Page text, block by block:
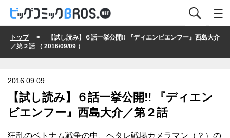
トップ> 【試し読み】６話一挙公開!! 『ディエンビエンフー』西島大介
／第２話 （ 2016/09/09 ）
2016.09.09
【試し読み】６話一挙公開!! 『ディエン
ビエンフー』西島大介／第２話
狂乱のベトナム戦争の中、ヘタレ戦場カメラマン（？）の